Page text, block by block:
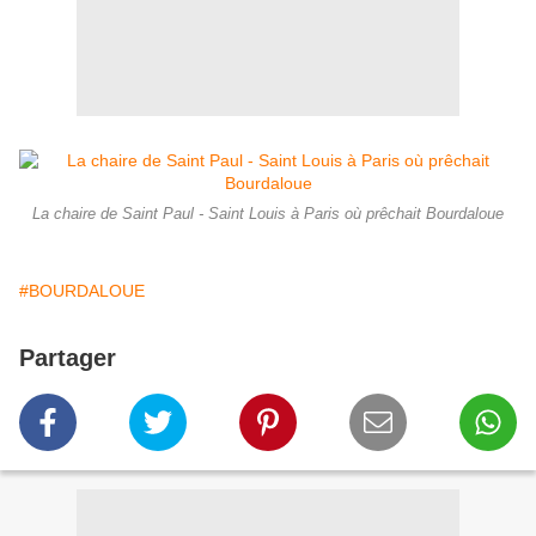
La chaire de Saint Paul - Saint Louis à Paris où prêchait Bourdaloue
#BOURDALOUE
Partager